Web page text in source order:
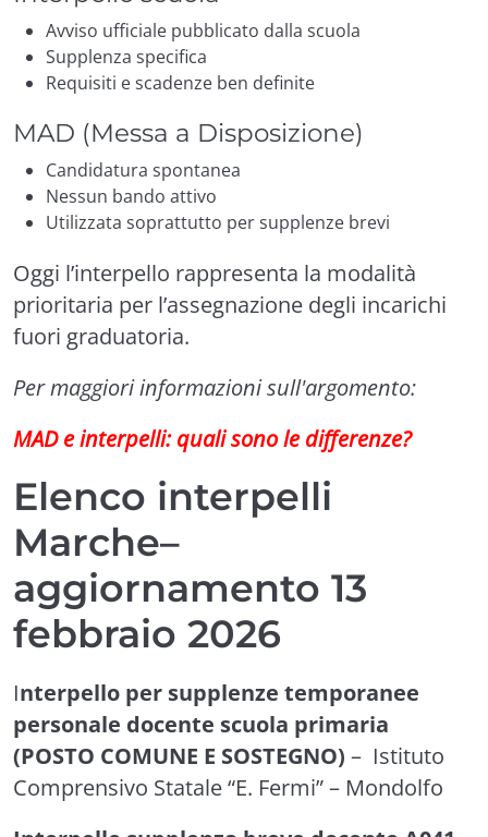
Avviso ufficiale pubblicato dalla scuola
Supplenza specifica
Requisiti e scadenze ben definite
MAD (Messa a Disposizione)
Candidatura spontanea
Nessun bando attivo
Utilizzata soprattutto per supplenze brevi
Oggi l’interpello rappresenta la modalità
prioritaria per l’assegnazione degli incarichi
fuori graduatoria.
Per maggiori informazioni sull'argomento:
MAD e interpelli: quali sono le differenze?
Elenco interpelli
Marche–
aggiornamento 13
febbraio 2026
Interpello per supplenze temporanee
personale docente scuola primaria
(POSTO COMUNE E SOSTEGNO) – Istituto
Comprensivo Statale “E. Fermi” – Mondolfo